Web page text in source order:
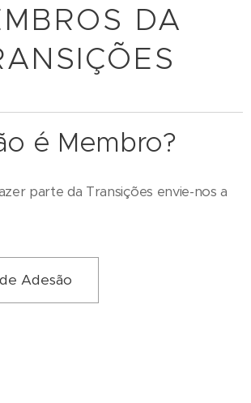
DA
é Membro?
parte da Transições envie-nos a
Adesão